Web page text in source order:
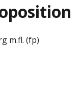
m.fl. (fp)